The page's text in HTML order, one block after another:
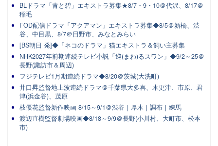
BLドラマ「青と碧」エキストラ募集★8/7・9・10＠代沢、8/17＠
稲毛
FOD配信ドラマ「アクアマン」エキストラ募集◆8/5＠新橋、渋
谷、中目黒、8/7＠日野市、みなとみらい
[BS朝日 発]◆「ネコのドラマ」猫エキストラ＆飼い主募集
NHK2027年前期連続テレビ小説「巡(まわ)るスワン」◆9/2～25＠
長野(諏訪市＆周辺)
フジテレビ1月期連続ドラマ◆8/20＠茨城(大洗町)
井口昇監督地上波連続ドラマ＠千葉県大多喜、木更津、市原、君
津(浜金谷)、茂原
枝優花監督新作映画 8/15～9/1＠渋谷｜厚木｜調布｜練馬
渡辺直樹監督劇場映画◆8/18～9/9＠長野(小川村、大町市、松本
市)